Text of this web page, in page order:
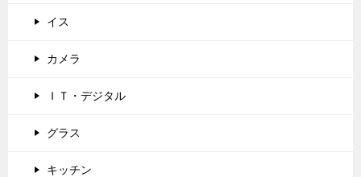
イス
カメラ
ＩＴ・デジタル
グラス
キッチン